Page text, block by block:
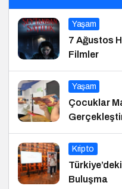
Yaşam
7 Ağustos
Filmler
Yaşam
Çocuklar
Kripto
Buluşma